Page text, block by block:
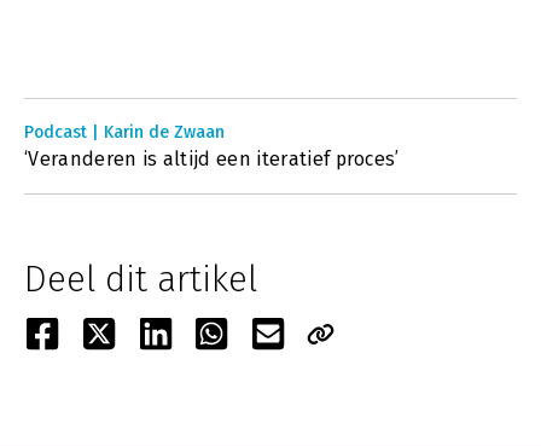
Podcast | Karin de Zwaan
‘Veranderen is altijd een iteratief proces’
Deel dit artikel